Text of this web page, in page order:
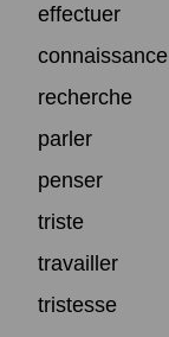
effectuer
connaissance
recherche
parler
penser
triste
travailler
tristesse